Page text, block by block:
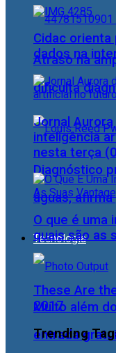
Atraso na
dificulta
Diagnóstico
águas,
Tecnologia
Muito além
entrada
Cidac
dados na
Jornal
inteligência
nesta terça
O que é uma
quais são as
These Are
2017
Trending